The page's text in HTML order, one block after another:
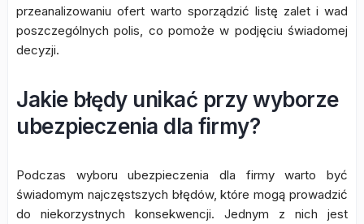
przeanalizowaniu ofert warto sporządzić listę zalet i wad
poszczególnych polis, co pomoże w podjęciu świadomej
decyzji.
Jakie błędy unikać przy wyborze
ubezpieczenia dla firmy?
Podczas wyboru ubezpieczenia dla firmy warto być
świadomym najczęstszych błędów, które mogą prowadzić
do niekorzystnych konsekwencji. Jednym z nich jest